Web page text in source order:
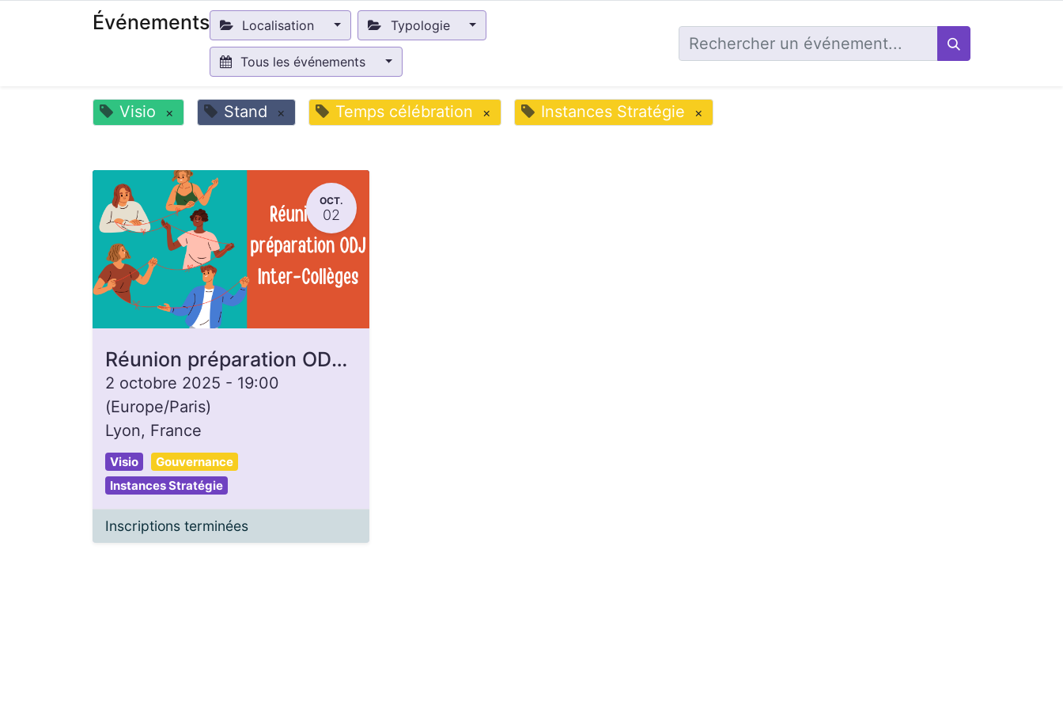
Événements Localisation Typologie
Tous les événements
Visio × Stand × Temps célébration × Instances Stratégie ×
OCT.
02
Réunion préparation ODJ inter-collèges
2 octobre 2025 - 19:00
(Europe/Paris)
Lyon, France
Visio
Gouvernance
Instances Stratégie
Inscriptions terminées